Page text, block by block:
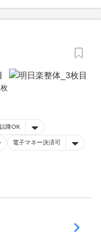
降OK
電子マネー決済可